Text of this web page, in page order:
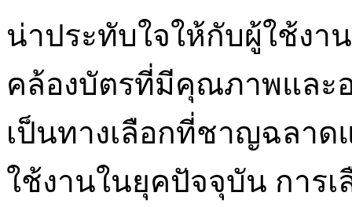
น่าประทับใจให้กับผู้ใช้งา
คล้องบัตรที่มีคุณภาพและ
เป็นทางเลือกที่ชาญฉลา
ใช้งานในยุคปัจจุบัน การ